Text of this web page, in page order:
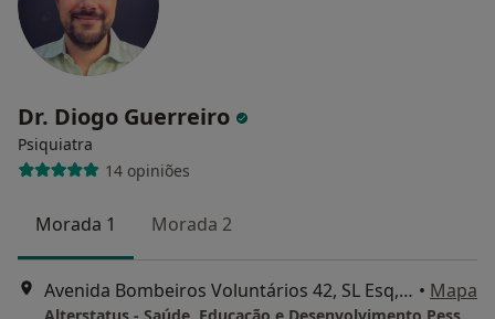
Dr. Diogo Guerreiro
Psiquiatra
14 opiniões
Morada 1 Morada 2
Avenida Bombeiros Voluntários 42, SL Esq, Algés • Mapa